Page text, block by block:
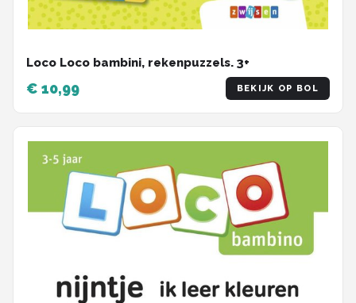
Loco Loco bambini, rekenpuzzels. 3+
€ 10,99 BEKIJK OP BOL